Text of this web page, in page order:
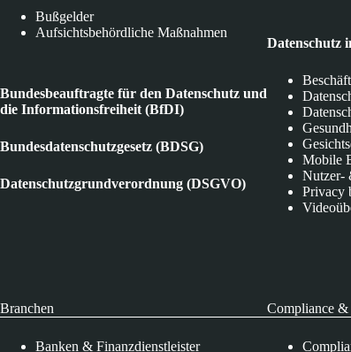
Bußgelder
Aufsichtsbehördliche Maßnahmen
Bundesbeauftragte für den Datenschutz und
die Informationsfreiheit (BfDI)
Bundesdatenschutzgesetz (BDSG)
Datenschutzgrundverordnung (DSGVO)
Datenschutz
Mobile
Nutzer-
Privacy
Branchen
Banken & Finanzdienstleister
Compliance